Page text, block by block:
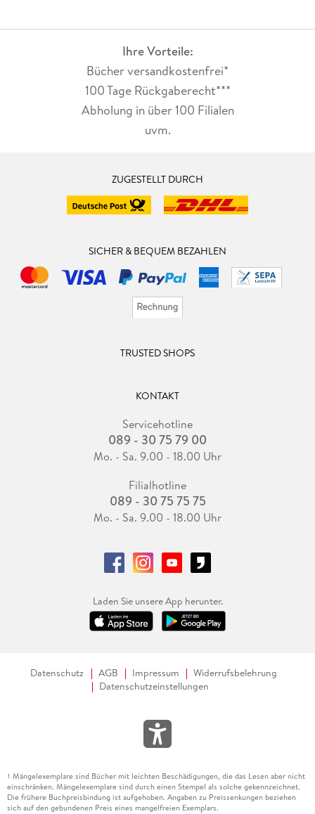
Ihre Vorteile:
Bücher versandkostenfrei*
100 Tage Rückgaberecht***
Abholung in über 100 Filialen
uvm.
ZUGESTELLT DURCH
SICHER & BEQUEM BEZAHLEN
TRUSTED SHOPS
KONTAKT
Servicehotline
089 - 30 75 79 00
Mo. - Sa. 9.00 - 18.00 Uhr
Filialhotline
089 - 30 75 75 75
Mo. - Sa. 9.00 - 18.00 Uhr
Laden Sie unsere App herunter.
Datenschutz AGB Impressum
Widerrufsbelehrung
Datenschutzeinstellungen
1 Mängelexemplare sind Bücher mit leichten Beschädigungen, die das Lesen aber nicht
einschränken. Mängelexemplare sind durch einen Stempel als solche gekennzeichnet.
Die frühere Buchpreisbindung ist aufgehoben. Angaben zu Preissenkungen beziehen
sich auf den gebundenen Preis eines mangelfreien Exemplars.